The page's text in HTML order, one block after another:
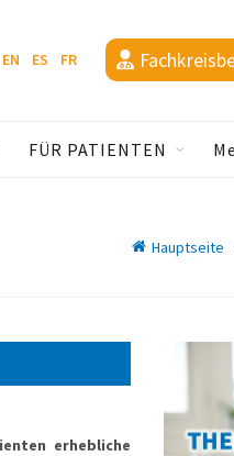
EN ES FR
FÜR PATIENTEN
Hauptseite
erhebliche